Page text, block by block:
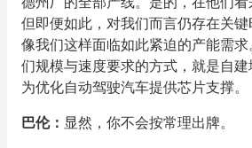
但即便如此，对我们而言仍存在关
像我们这样面临如此紧迫的产能需
们规模与速度要求的方式，就是自
为优化自动驾驶汽车提供芯片支撑。
巴伦： 显然，你不会按常理出牌。